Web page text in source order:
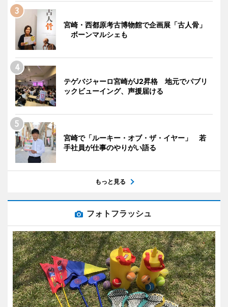
宮崎・西都原考古博物館で企画展「古人骨」
ボーンマルシェも
テゲバジャーロ宮崎がJ2昇格 地元でパブリ
ックビューイング、声援届ける
宮崎で「ルーキー・オブ・ザ・イヤー」 若
手社員が仕事のやりがい語る
もっと見る
フォトフラッシュ